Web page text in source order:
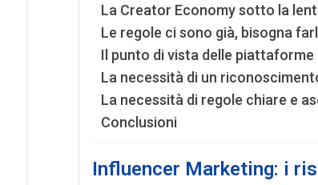
La Creator Economy sotto la
Le regole ci sono già, bisogna
Il punto di vista delle
La necessità di un
La necessità di regole chiare e
Conclusioni
Influencer Marketing: i